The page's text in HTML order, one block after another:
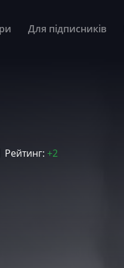
Для підписників
Рейтинг: +2